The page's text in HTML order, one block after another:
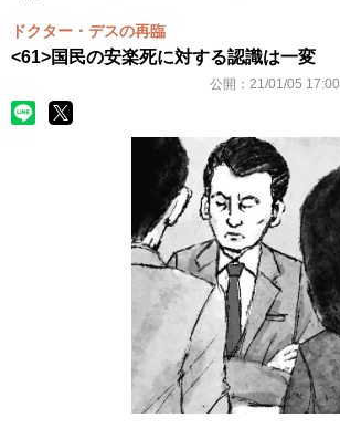
ドクター・デスの再臨
<61>国民の安楽死に対する認識は一変
公開： 21/01/05 17:00